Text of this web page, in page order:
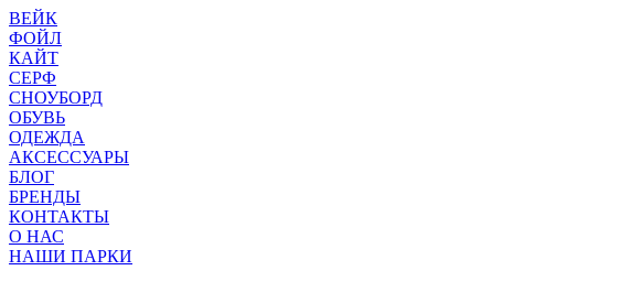
ВЕЙК
ФОЙЛ
КАЙТ
СЕРФ
СНОУБОРД
ОБУВЬ
ОДЕЖДА
АКСЕССУАРЫ
БЛОГ
БРЕНДЫ
КОНТАКТЫ
О НАС
НАШИ ПАРКИ